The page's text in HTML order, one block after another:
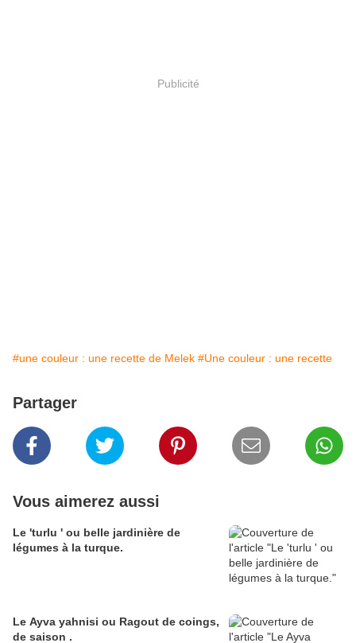
Publicité
#une couleur : une recette de Melek #Une couleur : une recette
Partager
Vous aimerez aussi
Le 'turlu ' ou belle jardinière de
légumes à la turque.
Le Ayva yahnisi ou Ragout de coings,
de saison .